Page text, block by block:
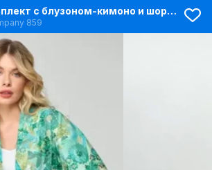
Летний комплект с блузоном-кимоно и шортами из хлопка
859